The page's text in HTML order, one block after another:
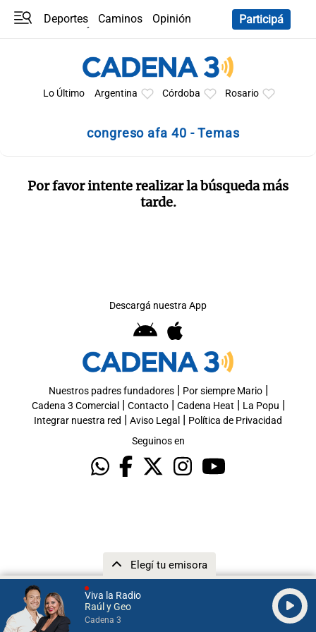
Viva la Radio
Raúl y Geo
Cadena 3
Elegí tu emisora
Deportes Caminos
Opinión
Participá
Lo Último Argentina Córdoba Rosario
congreso afa 40 - Temas
Por favor intente realizar la búsqueda más
tarde.
Descargá nuestra App
Nuestros padres fundadores| Por siempre Mario|
Cadena 3 Comercial | Contacto| Cadena Heat | La Popu |
Integrar nuestra red | Aviso Legal | Política de Privacidad
Seguinos en